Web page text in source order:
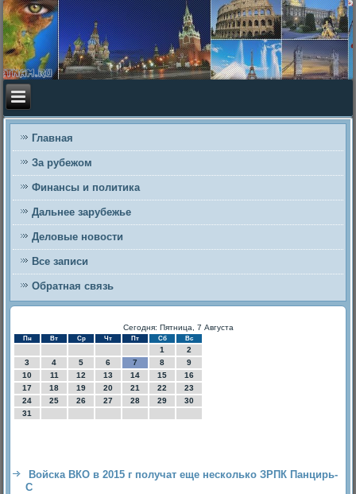
Главная
За рубежом
Финансы и политика
Дальнее зарубежье
Деловые новости
Все записи
Обратная связь
Сегодня: Пятница, 7 Августа
Пн Вт Ср Чт Пт Сб Вс
1
2
3
4 5 6 7 8
9
10
11 12 13 14 15
16
17
18 19 20 21 22
23
24
25 26 27 28 29
30
31
Войска ВКО в 2015 г получат еще несколько ЗРПК Панцирь-
С